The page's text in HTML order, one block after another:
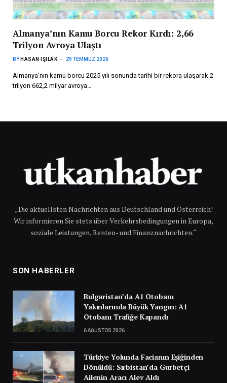
Almanya’nın Kamu Borcu Rekor Kırdı: 2,66
Trilyon Avroya Ulaştı
BY HASAN IŞILAK 29 TEMMUZ 2026
Almanya’nın kamu borcu 2025 yılı sonunda tarihi bir rekora ulaşarak 2
trilyon 662,2 milyar avroya…
„Die aktuellsten Nachrichten aus Deutschland und Österreich!
Wir informieren Sie stets über Verkehrsbedingungen in Europa,
soziale Leistungen, Renten- und Finanznachrichten.“
SON HABERLER
Bulgaristan’da A1 Otobanı
Yakınlarında Büyük Yangın: A1
Otobanı Trafiğe Kapandı
6 AĞUSTOS 2026
Türkiye Yolunda Facianın Eşiğinden
Dönüldü: Sırbistan’da Gurbetçi
Ailenin Aracı Alev Aldı